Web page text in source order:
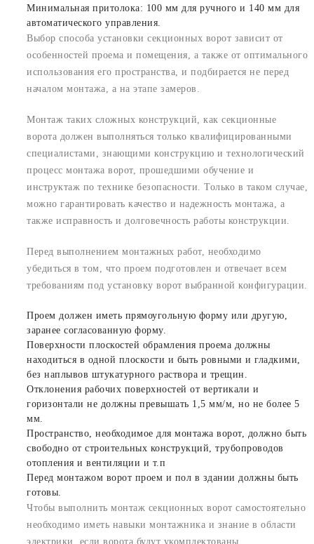
Минимальная притолока: 100 мм для ручного и 140 мм для
автоматического управления.
Выбор способа установки секционных ворот зависит от
особенностей проема и помещения, а также от оптимального
использования его пространства, и подбирается не перед
началом монтажа, а на этапе замеров.
Монтаж таких сложных конструкций, как секционные
ворота должен выполняться только квалифицированными
специалистами, знающими конструкцию и технологический
процесс монтажа ворот, прошедшими обучение и
инструктаж по технике безопасности. Только в таком случае,
можно гарантировать качество и надежность монтажа, а
также исправность и долговечность работы конструкции.
Перед выполнением монтажных работ, необходимо
убедиться в том, что проем подготовлен и отвечает всем
требованиям под установку ворот выбранной конфигурации.
Проем должен иметь прямоугольную форму или другую,
заранее согласованную форму.
Поверхности плоскостей обрамления проема должны
находиться в одной плоскости и быть ровными и гладкими,
без наплывов штукатурного раствора и трещин.
Отклонения рабочих поверхностей от вертикали и
горизонтали не должны превышать 1,5 мм/м, но не более 5
мм.
Пространство, необходимое для монтажа ворот, должно быть
свободно от строительных конструкций, трубопроводов
отопления и вентиляции и т.п
Перед монтажом ворот проем и пол в здании должны быть
готовы.
Чтобы выполнить монтаж секционных ворот самостоятельно
необходимо иметь навыки монтажника и знание в области
электрики, если ворота будут укомплектованы